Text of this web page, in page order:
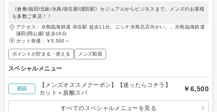
《倉敷/福田/北畝/水島/弥生駅/浦田駅》カジュアルからビジネスまで。メンズのお客様
も多数ご来店！！
アクセス：水島臨海鉄道 弥生駅 徒歩11分。ニシナ水島北店向かい。、水島臨海鉄道
浦田(岡山)駅 徒歩16分
カット単価： ￥5,500～
ポイントが貯まる・使える メンズ歓迎
スペシャルメニュー
初回
【メンズオススメクーポン】【迷ったらコチラ】
カット＋炭酸スパ
￥6,500
すべてのスペシャルメニューを見る